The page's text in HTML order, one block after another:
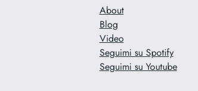
About
Blog
Video
Seguimi su Spotify
Seguimi su Youtube